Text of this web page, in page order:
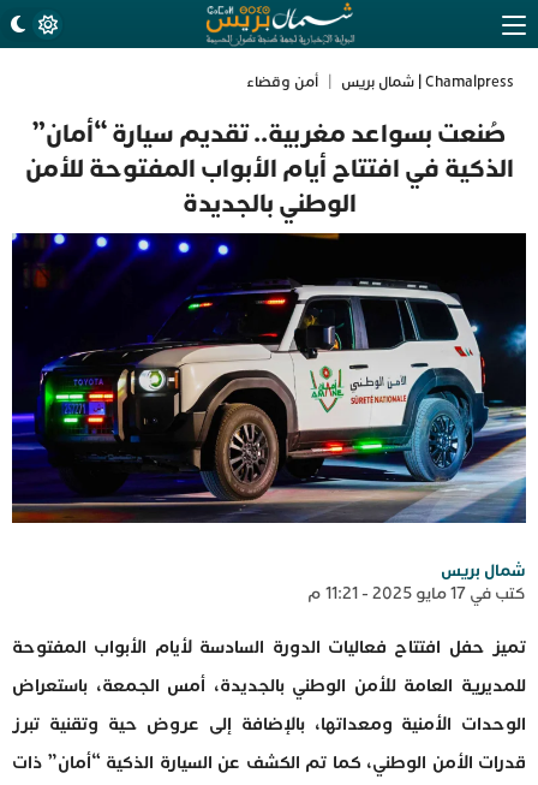
Chamalpress | شمال بريس أمن وقضاء
صُنعت بسواعد مغربية.. تقديم سيارة “أمان”
الذكية في افتتاح أيام الأبواب المفتوحة للأمن
الوطني بالجديدة
شمال بريس
كتب في 17 مايو 2025 - 11:21 م
تميز حفل افتتاح فعاليات الدورة السادسة لأيام الأبواب المفتوحة
للمديرية العامة للأمن الوطني بالجديدة، أمس الجمعة، باستعراض
الوحدات الأمنية ومعداتها، بالإضافة إلى عروض حية وتقنية تبرز
قدرات الأمن الوطني، كما تم الكشف عن السيارة الذكية “أمان” ذات